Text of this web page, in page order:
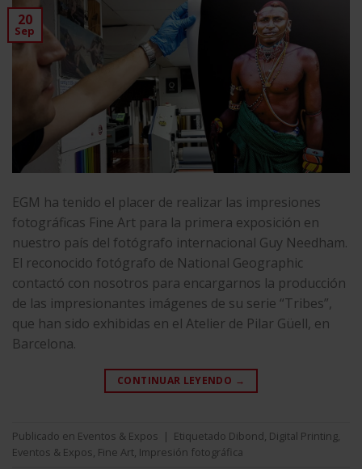
20
Sep
EGM ha tenido el placer de realizar las impresiones
fotográficas Fine Art para la primera exposición en
nuestro país del fotógrafo internacional Guy Needham.
El reconocido fotógrafo de National Geographic
contactó con nosotros para encargarnos la producción
de las impresionantes imágenes de su serie “Tribes”,
que han sido exhibidas en el Atelier de Pilar Güell, en
Barcelona.
CONTINUAR LEYENDO →
Publicado en Eventos & Expos | Etiquetado Dibond, Digital Printing,
Eventos & Expos, Fine Art, Impresión fotográfica